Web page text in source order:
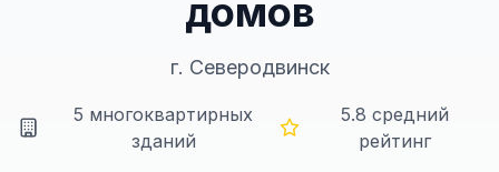
домов
г. Северодвинск
5 многоквартирных
зданий
5.8 средний
рейтинг